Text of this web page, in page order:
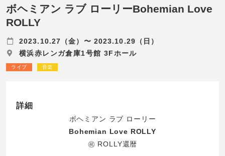
ボヘミアン ラブ ローリーBohemian Love
ROLLY
2023.10.27（金）〜 2023.10.29（日）
横浜赤レンガ倉庫1号館 3Fホール
ライブ 音楽
詳細
ボヘミアン ラブ ローリー
Bohemian Love ROLLY
㊗️ ROLLY還暦